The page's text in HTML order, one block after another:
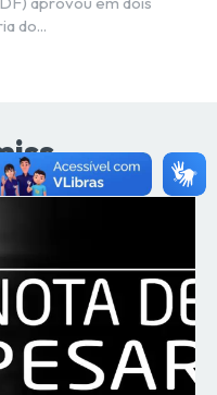
do...